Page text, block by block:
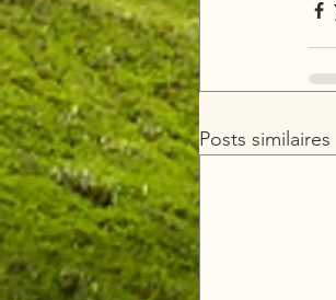
Posts similaires